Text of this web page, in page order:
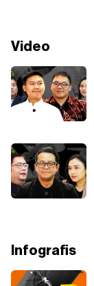
Video
Infografis